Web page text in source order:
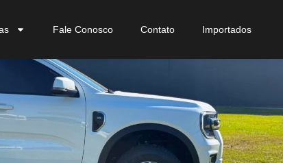
Fale Conosco Contato Importados